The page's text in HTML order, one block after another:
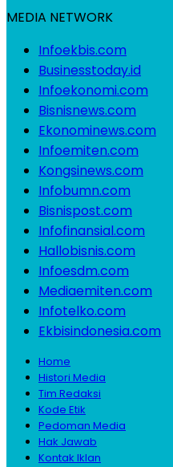
MEDIA NETWORK
Infoekbis.com
Businesstoday.id
Infoekonomi.com
Bisnisnews.com
Ekonominews.com
Infoemiten.com
Kongsinews.com
Infobumn.com
Bisnispost.com
Infofinansial.com
Hallobisnis.com
Infoesdm.com
Mediaemiten.com
Infotelko.com
Ekbisindonesia.com
Home
Histori Media
Tim Redaksi
Kode Etik
Pedoman Media
Hak Jawab
Kontak Iklan